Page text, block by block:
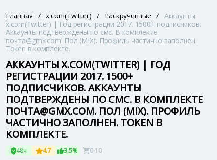
Главная / x.com(Twitter) / Раскрученные / Аккаунты
x.com(Twitter) | Год регистрации 2017. 1500+ подписчиков.
Аккаунты подтверждены по смс. В комплекте
почта@gmx.com. Пол (MIX). Профиль частично заполнен.
Token в комплекте.
АККАУНТЫ X.COM(TWITTER) | ГОД
РЕГИСТРАЦИИ 2017. 1500+
ПОДПИСЧИКОВ. АККАУНТЫ
ПОДТВЕРЖДЕНЫ ПО СМС. В КОМПЛЕКТЕ
ПОЧТА@GMX.COM. ПОЛ (MIX). ПРОФИЛЬ
ЧАСТИЧНО ЗАПОЛНЕН. TOKEN В
КОМПЛЕКТЕ.
48ч 4.7 3.5% 0-10